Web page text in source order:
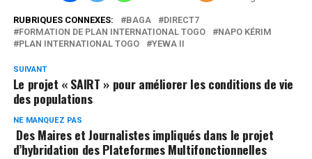
RUBRIQUES CONNEXES: BAGA
DIRECT7
FORMATION DE PLAN INTERNATIONAL TOGO
NAPO KÉRIM
PLAN INTERNATIONAL TOGO
YEWA II
SUIVANT
Le projet « SAIRT » pour améliorer les conditions de vie
des populations
NE MANQUEZ PAS
Des Maires et Journalistes impliqués dans le projet
d’hybridation des Plateformes Multifonctionnelles